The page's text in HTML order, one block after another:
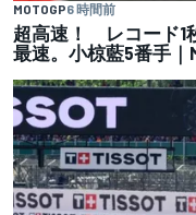
MOTOGP6 時間前
超高速！ レコード1
最速。小椋藍5番手｜